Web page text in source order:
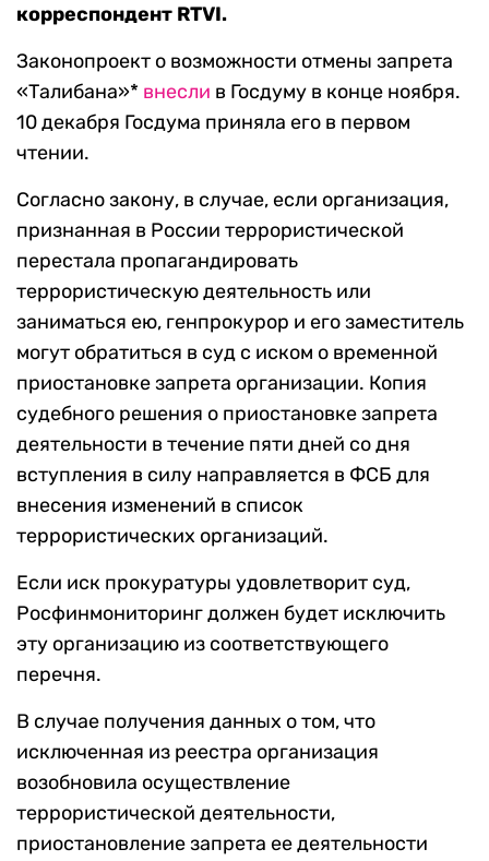
корреспондент RTVI.
Законопроект о возможности отмены запрета
«Талибана»* внесли в Госдуму в конце ноября.
10 декабря Госдума приняла его в первом
чтении.
Согласно закону, в случае, если организация,
признанная в России террористической
перестала пропагандировать
террористическую деятельность или
заниматься ею, генпрокурор и его заместитель
могут обратиться в суд с иском о временной
приостановке запрета организации. Копия
судебного решения о приостановке запрета
деятельности в течение пяти дней со дня
вступления в силу направляется в ФСБ для
внесения изменений в список
террористических организаций.
Если иск прокуратуры удовлетворит суд,
Росфинмониторинг должен будет исключить
эту организацию из соответствующего
перечня.
В случае получения данных о том, что
исключенная из реестра организация
возобновила осуществление
террористической деятельности,
приостановление запрета ее деятельности